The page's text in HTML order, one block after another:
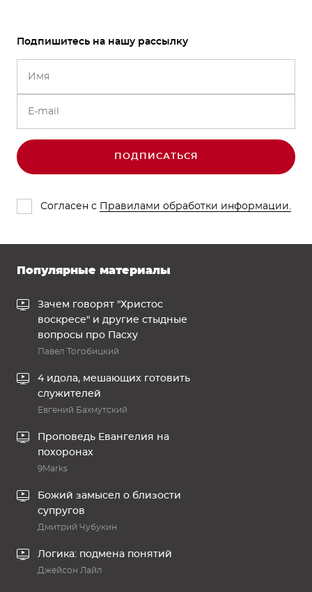
Подпишитесь на нашу рассылку
ПОДПИСАТЬСЯ
Согласен с Правилами обработки информации.
Популярные материалы
Зачем говорят "Христос
воскресе" и другие стыдные
вопросы про Пасху
Павел Тогобицкий
4 идола, мешающих готовить
служителей
Евгений Бахмутский
Проповедь Евангелия на
похоронах
9Marks
Божий замысел о близости
супругов
Дмитрий Чубукин
Логика: подмена понятий
Джейсон Лайл